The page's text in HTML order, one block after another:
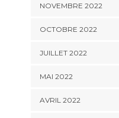
NOVEMBRE 2022
OCTOBRE 2022
JUILLET 2022
MAI 2022
AVRIL 2022